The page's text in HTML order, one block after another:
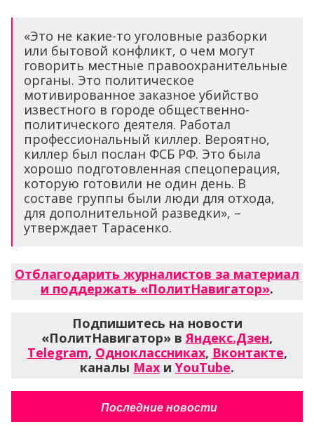
«Это не какие-то уголовные разборки
или бытовой конфликт, о чем могут
говорить местные правоохранительные
органы. Это политическое
мотивированное заказное убийство
известного в городе общественно-
политического деятеля. Работал
профессиональный киллер. Вероятно,
киллер был послан ФСБ РФ. Это была
хорошо подготовленная спецоперация,
которую готовили не один день. В
составе группы были люди для отхода,
для дополнительной разведки», –
утверждает Тарасенко.
Отблагодарить журналистов за материал
и поддержать «ПолитНавигатор».
Подпишитесь на новости
«ПолитНавигатор» вЯндекс.Дзен,
Telegram, Одноклассниках, Вконтакте,
каналы Max и YouTube.
Последние новости